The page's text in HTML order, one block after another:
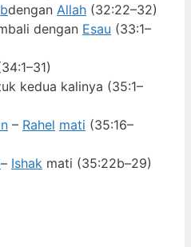
dengan Allah (32:22–32)
dengan Esau (33:1–
kedua kalinya (35:1–
– Rahel mati (35:16–
– Ishak mati (35:22b–29)